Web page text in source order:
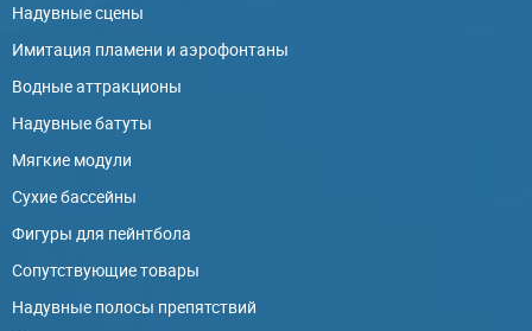
Надувные сцены
Имитация пламени и аэрофонтаны
Водные аттракционы
Надувные батуты
Мягкие модули
Сухие бассейны
Фигуры для пейнтбола
Сопутствующие товары
Надувные полосы препятствий